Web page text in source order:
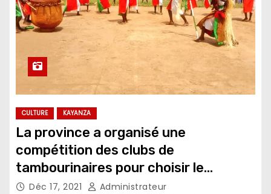
CULTURE KAYANZA
La province a organisé une
compétition des clubs de
tambourinaires pour choisir le
meilleur
Déc 17, 2021 Administrateur